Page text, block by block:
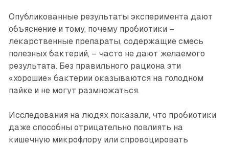
Опубликованные результаты эксперимента дают
объяснение и тому, почему пробиотики –
лекарственные препараты, содержащие смесь
полезных бактерий, – часто не дают желаемого
результата. Без правильного рациона эти
«хорошие» бактерии оказываются на голодном
пайке и не могут размножаться.
Исследования на людях показали, что пробиотики
даже способны отрицательно повлиять на
кишечную микрофлору или спровоцировать